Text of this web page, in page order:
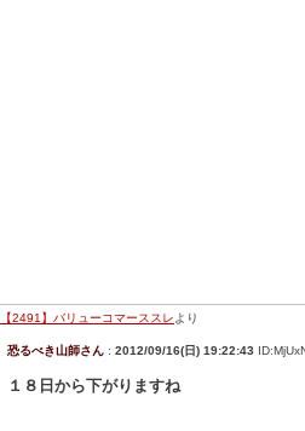
【2491】バリューコマーススレ より
恐るべき山師さん : 2012/09/16(日) 19:22:43
１８日から下がりますね